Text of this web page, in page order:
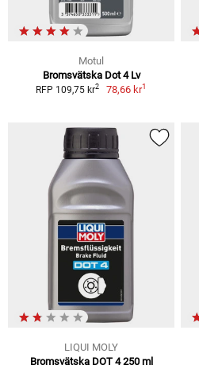
Motul
Bromsvätska Dot 4 Lv
RFP 109,75 kr2 78,66 kr1
LIQUI MOLY
Bromsvätska DOT 4 250 ml